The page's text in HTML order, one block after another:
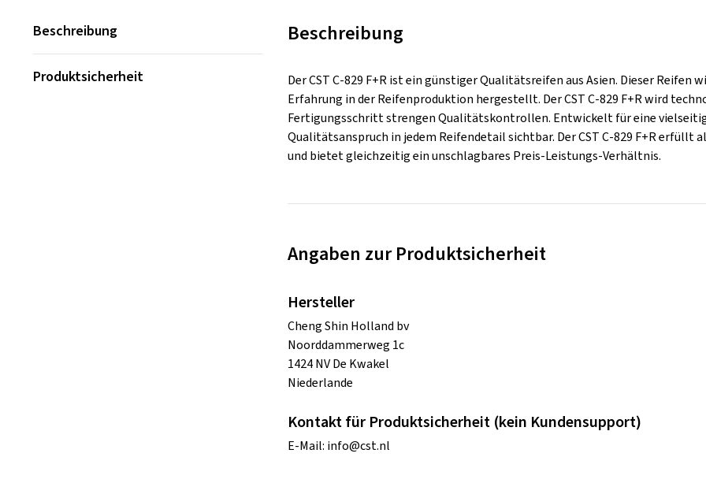
Beschreibung
Produktsicherheit
Beschreibung
Der CST C-829 F+R ist ein günstiger Qualitätsreifen aus Asien. Dieser
Erfahrung in der Reifenproduktion hergestellt. Der CST C-829 F+R wird
Fertigungsschritt strengen Qualitätskontrollen. Entwickelt für eine
Qualitätsanspruch in jedem Reifendetail sichtbar. Der CST C-829 F+R erfüllt
und bietet gleichzeitig ein unschlagbares Preis-Leistungs-Verhältnis.
Angaben zur Produktsicherheit
Hersteller
Cheng Shin Holland bv
Noorddammerweg 1c
1424 NV De Kwakel
Niederlande
Kontakt für Produktsicherheit (kein Kundensupport)
E-Mail: info@cst.nl